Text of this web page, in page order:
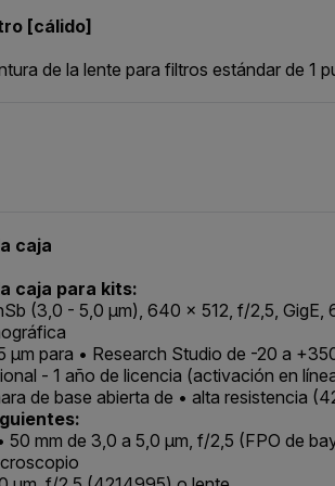
[cálido]
de la lente para filtros estándar de 1
caja
caja para kits:
(3,0 - 5,0 μm), 640 x 512, f/2,5,
μm para • Research Studio de -20 a
- 1 año de licencia (activación en
de base abierta de • alta resistencia
50 mm de 3,0 a 5,0 μm, f/2,5 (FPO de